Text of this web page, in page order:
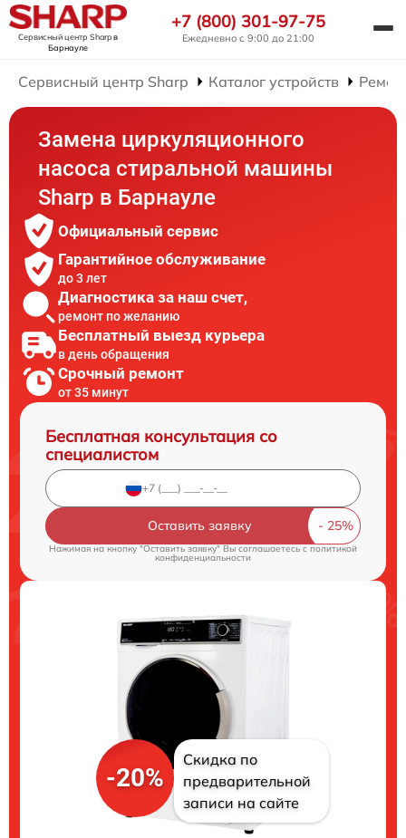
Сервисный центр Sharpв
Барнауле
+7 (800) 301-97-75
Ежедневно с 9:00 до 21:00
Сервисный центр Sharp Каталог устройств
Замена циркуляционного
насоса стиральной машины
Sharp в Барнауле
Официальный сервис
Гарантийное обслуживание
до 3 лет
Диагностика за наш счет,
ремонт по желанию
Бесплатный выезд курьера
в день обращения
Срочный ремонт
от 35 минут
Бесплатная консультация со
специалистом
Оставить заявку
Нажимая на кнопку "Оставить заявку" Вы соглашаетесь cполитикой
конфиденциальности
-20%
Скидка по
предварительной
записи на сайте